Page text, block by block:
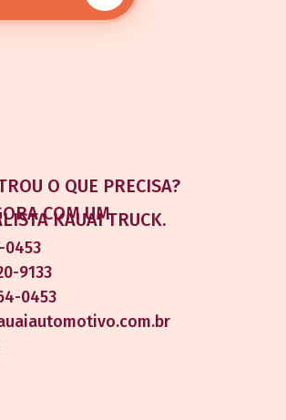
O QUE PRECISA?
COM UM
KAUAI TRUCK.
0453
9133
0453